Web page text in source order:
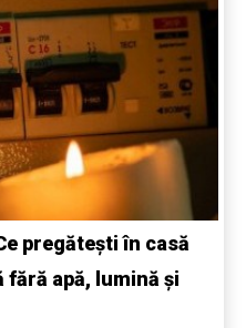
pregătești în casă
fără apă, lumină și